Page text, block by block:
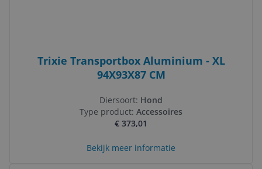
Trixie Transportbox Aluminium - XL
94X93X87 CM
Diersoort: Hond
Type product: Accessoires
€ 373,01
Bekijk meer informatie